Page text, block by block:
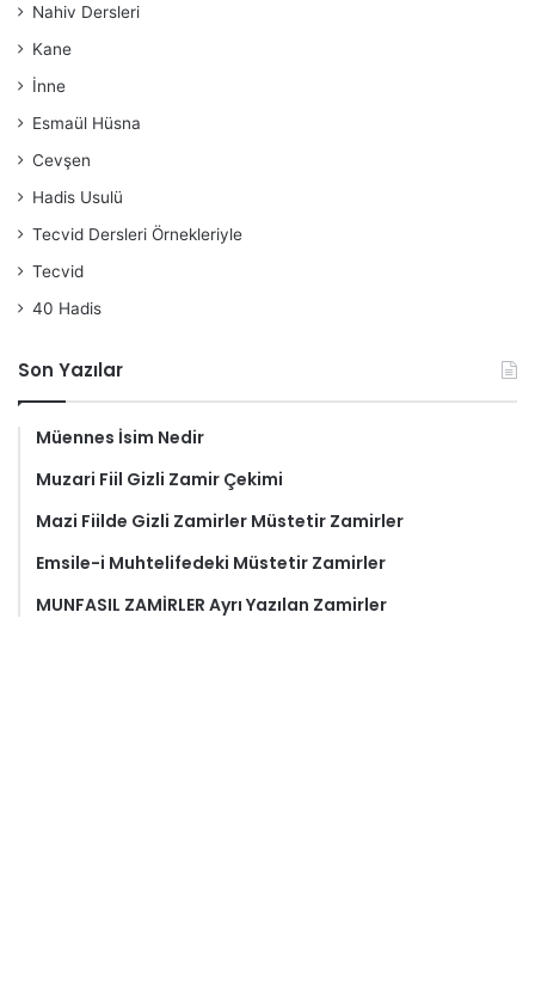
Nahiv Dersleri
Kane
İnne
Esmaül Hüsna
Cevşen
Hadis Usulü
Tecvid Dersleri Örnekleriyle
Tecvid
40 Hadis
Son Yazılar
Müennes İsim Nedir
Muzari Fiil Gizli Zamir Çekimi
Mazi Fiilde Gizli Zamirler Müstetir Zamirler
Emsile-i Muhtelifedeki Müstetir Zamirler
MUNFASIL ZAMİRLER Ayrı Yazılan Zamirler